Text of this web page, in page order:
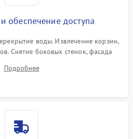
обеспечение доступа
воды. Извлечение корзин,
Снятие боковых стенок, фасада
ТЭНу и сливной помпе.
Подробнее